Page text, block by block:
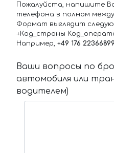
Пожалуйста, напишите
телефона в полном
Формат выглядит
+Код_страны
Например, +49 176 22366899
Ваши вопросы по
автомобиля или
водителем)